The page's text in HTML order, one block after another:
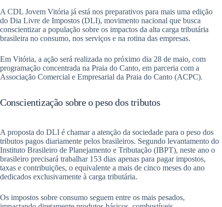
A CDL Jovem Vitória já está nos preparativos para mais uma edição
do Dia Livre de Impostos (DLI), movimento nacional que busca
conscientizar a população sobre os impactos da alta carga tributária
brasileira no consumo, nos serviços e na rotina das empresas.
Em Vitória, a ação será realizada no próximo dia 28 de maio, com
programação concentrada na Praia do Canto, em parceria com a
Associação Comercial e Empresarial da Praia do Canto (ACPC).
Conscientização sobre o peso dos tributos
A proposta do DLI é chamar a atenção da sociedade para o peso dos
tributos pagos diariamente pelos brasileiros. Segundo levantamento do
Instituto Brasileiro de Planejamento e Tributação (IBPT), neste ano o
brasileiro precisará trabalhar 153 dias apenas para pagar impostos,
taxas e contribuições, o equivalente a mais de cinco meses do ano
dedicados exclusivamente à carga tributária.
Os impostos sobre consumo seguem entre os mais pesados,